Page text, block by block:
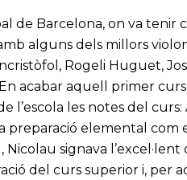
de Barcelona, on va tenir
alguns dels millors
Rogeli Huguet,
acabar aquell primer
l’escola les notes del curs:
preparació elemental com
signava l’excel·lent
del curs superior i, per